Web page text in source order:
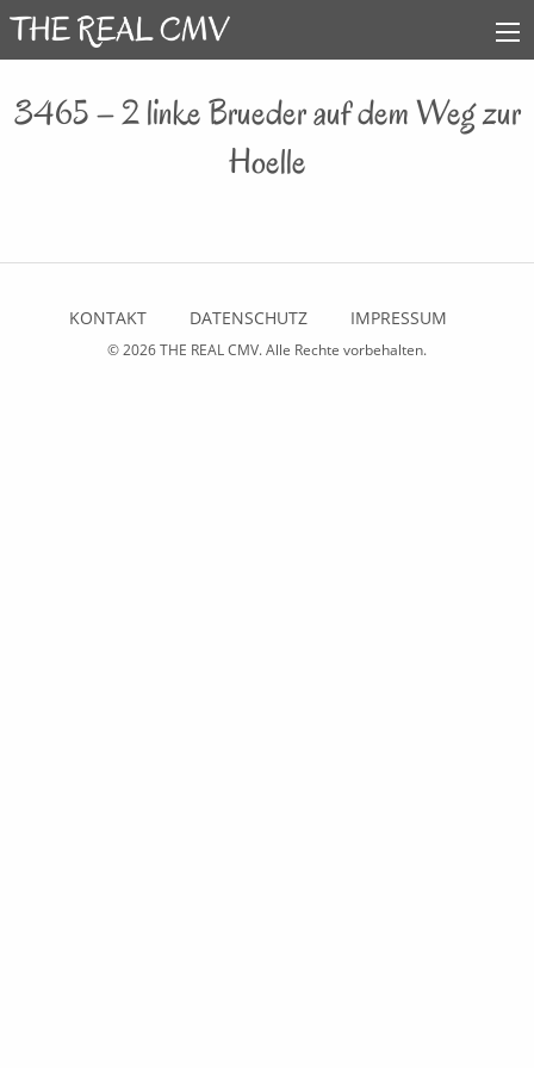
3465 – 2 linke Brueder auf dem Weg zur
Hoelle
KONTAKT DATENSCHUTZ IMPRESSUM
© 2026THE REAL CMV. Alle Rechte vorbehalten.